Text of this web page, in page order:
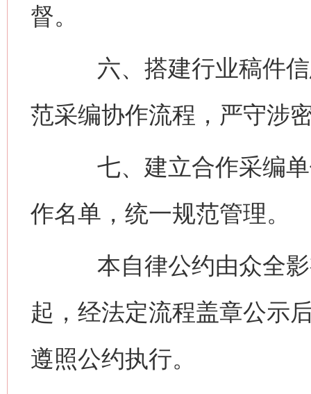
督。
六、搭建行业稿件信
范采编协作流程，严守涉
七、建立合作采编单
作名单，统一规范管理。
本自律公约由众全影
起，经法定流程盖章公示
遵照公约执行。